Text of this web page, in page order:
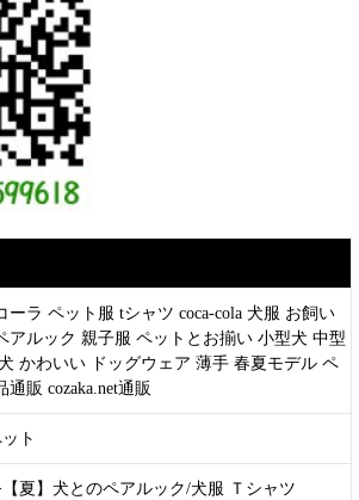
ーラ ペット服 tシャツ coca-cola 犬服 お飼い
アルック 親子服 ペットとお揃い 小型犬 中型
かわいい ドッグウェア 薄手 春夏モデル ペ
通販 cozaka.net通販
ト
夏】犬とのペアルック/犬服 Ｔシャツ